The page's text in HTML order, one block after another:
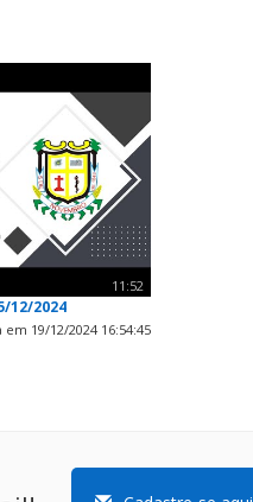
11:52
12/2024
em 19/12/2024 16:54:45